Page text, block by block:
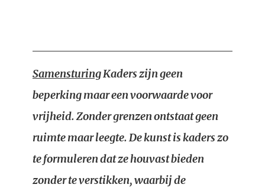
SamensturingKaders zijn geen
beperking maar een voorwaarde voor
vrijheid. Zonder grenzen ontstaat geen
ruimte maar leegte. De kunst is kaders zo
te formuleren dat ze houvast bieden
zonder te verstikken, waarbij de